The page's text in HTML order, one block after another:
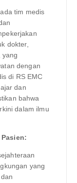
tim medis
dokter,
yang
dengan
di RS EMC
dan
bahwa
dalam ilmu
yang